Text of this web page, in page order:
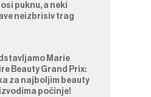
puknu, a neki
neizbrisiv trag
Marie
Beauty Grand Prix:
za najboljim beauty
počinje!